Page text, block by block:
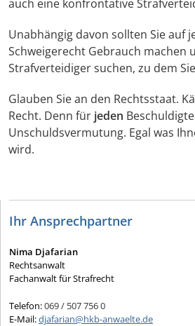
auch eine konfrontative
Unabhängig davon sollten Sie auf
Schweigerecht Gebrauch machen
Strafverteidiger suchen, zu dem
Glauben Sie an den Rechtsstaat.
Recht. Denn für jeden
Unschuldsvermutung. Egal was
wird.
Ihr Ansprechpartner
Nima Djafarian
Rechtsanwalt
Fachanwalt für Strafrecht
Telefon:069 / 507 756 0
E-Mail:djafarian@hkb-anwaelte.de